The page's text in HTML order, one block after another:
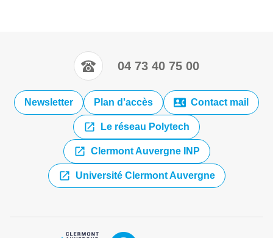
04 73 40 75 00
Newsletter Plan d'accès Contact mail
Le réseau Polytech
Clermont Auvergne INP
Université Clermont Auvergne